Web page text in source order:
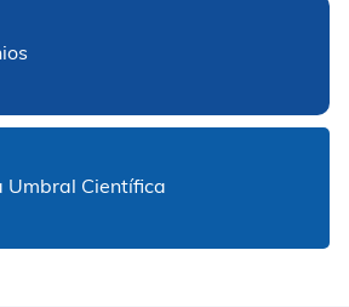
Umbral Científica